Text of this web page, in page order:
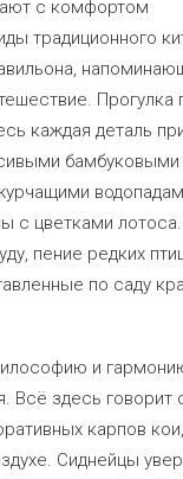
с комфортом
традиционного
Прогулка
каждая деталь
бамбуковыми
с цветками
пение редких
по саду
и
Всё здесь говорит
карпов
Сиднейцы